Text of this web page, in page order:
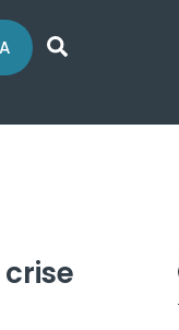
Search